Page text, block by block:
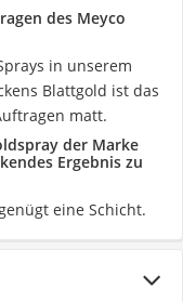
des Meyco
in unserem
Blattgold ist das
matt.
der Marke
Ergebnis zu
eine Schicht.